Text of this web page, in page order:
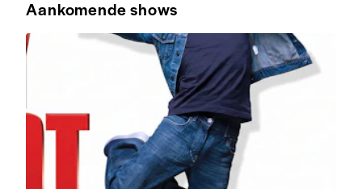
Aankomende shows